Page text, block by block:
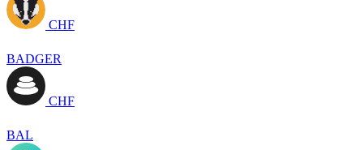
CHF
BADGER
CHF
BAL